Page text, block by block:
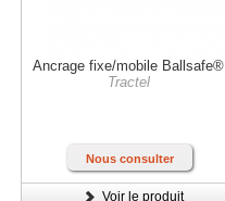
Ancrage fixe/mobile Ballsafe®
Tractel
Nous consulter
Voir le produit